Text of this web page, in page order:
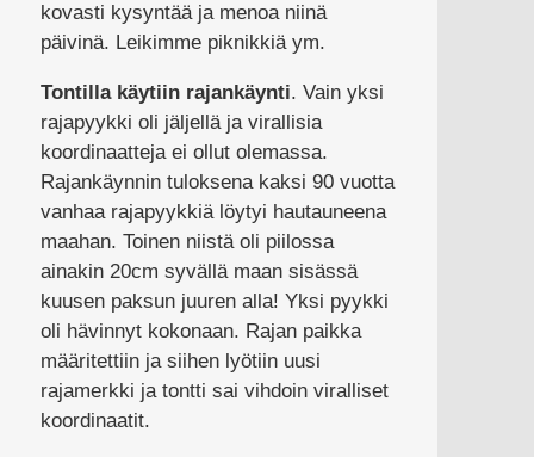
kovasti kysyntää ja menoa niinä
päivinä. Leikimme piknikkiä ym.
Tontilla käytiin rajankäynti. Vain yksi
rajapyykki oli jäljellä ja virallisia
koordinaatteja ei ollut olemassa.
Rajankäynnin tuloksena kaksi 90 vuotta
vanhaa rajapyykkiä löytyi hautauneena
maahan. Toinen niistä oli piilossa
ainakin 20cm syvällä maan sisässä
kuusen paksun juuren alla! Yksi pyykki
oli hävinnyt kokonaan. Rajan paikka
määritettiin ja siihen lyötiin uusi
rajamerkki ja tontti sai vihdoin viralliset
koordinaatit.